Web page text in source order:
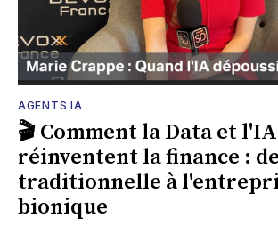
AGENTS IA
🎬 Comment la Data et l'IA
réinventent la finance :
traditionnelle à
bionique